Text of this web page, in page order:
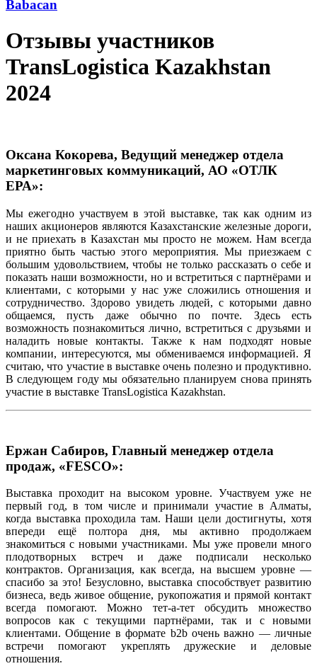
Babacan
Отзывы участников
TransLogistica Kazakhstan
2024
Оксана Кокорева, Ведущий менеджер отдела
маркетинговых коммуникаций, АО «ОТЛК
ЕРА»:
Мы ежегодно участвуем в этой выставке, так как одним из
наших акционеров являются Казахстанские железные дороги,
и не приехать в Казахстан мы просто не можем. Нам всегда
приятно быть частью этого мероприятия. Мы приезжаем с
большим удовольствием, чтобы не только рассказать о себе и
показать наши возможности, но и встретиться с партнёрами и
клиентами, с которыми у нас уже сложились отношения и
сотрудничество. Здорово увидеть людей, с которыми давно
общаемся, пусть даже обычно по почте. Здесь есть
возможность познакомиться лично, встретиться с друзьями и
наладить новые контакты. Также к нам подходят новые
компании, интересуются, мы обмениваемся информацией. Я
считаю, что участие в выставке очень полезно и продуктивно.
В следующем году мы обязательно планируем снова принять
участие в выставке TransLogistica Kazakhstan.
Ержан Сабиров, Главный менеджер отдела
продаж, «FESCO»:
Выставка проходит на высоком уровне. Участвуем уже не
первый год, в том числе и принимали участие в Алматы,
когда выставка проходила там. Наши цели достигнуты, хотя
впереди ещё полтора дня, мы активно продолжаем
знакомиться с новыми участниками. Мы уже провели много
плодотворных встреч и даже подписали несколько
контрактов. Организация, как всегда, на высшем уровне —
спасибо за это! Безусловно, выставка способствует развитию
бизнеса, ведь живое общение, рукопожатия и прямой контакт
всегда помогают. Можно тет-а-тет обсудить множество
вопросов как с текущими партнёрами, так и с новыми
клиентами. Общение в формате b2b очень важно — личные
встречи помогают укреплять дружеские и деловые
отношения.